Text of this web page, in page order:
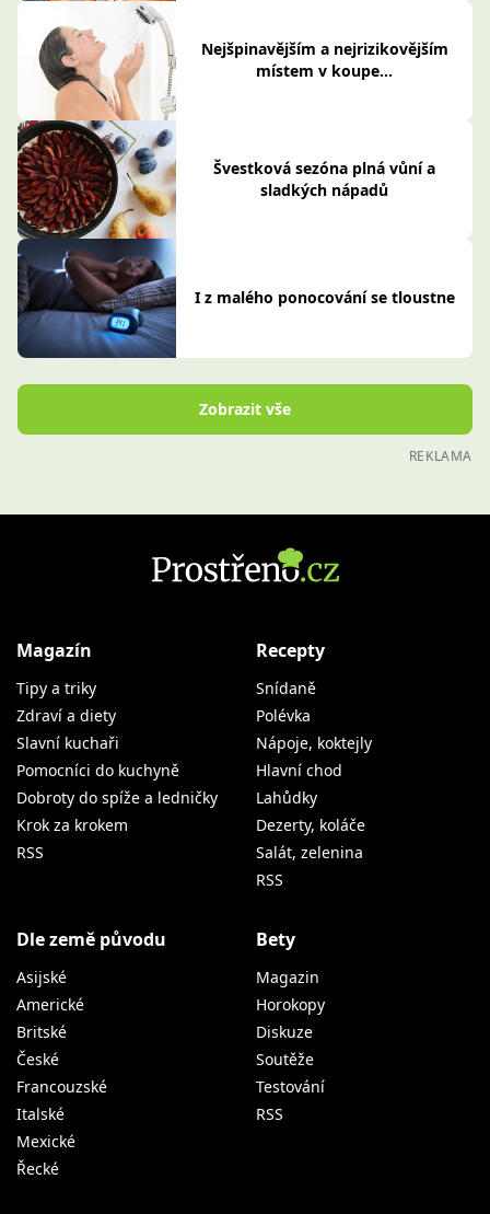
Nejšpinavějším a nejrizikovějším
místem v koupe...
Švestková sezóna plná vůní a
sladkých nápadů
I z malého ponocování se tloustne
Zobrazit vše
REKLAMA
Magazín
Tipy a triky
Zdraví a diety
Slavní kuchaři
Pomocníci do kuchyně
Dobroty do spíže a ledničky
Krok za krokem
RSS
Recepty
Snídaně
Polévka
Nápoje, koktejly
Hlavní chod
Lahůdky
Dezerty, koláče
Salát, zelenina
RSS
Dle země původu
Asijské
Americké
Britské
České
Francouzské
Italské
Mexické
Řecké
Bety
Magazin
Horokopy
Diskuze
Soutěže
Testování
RSS